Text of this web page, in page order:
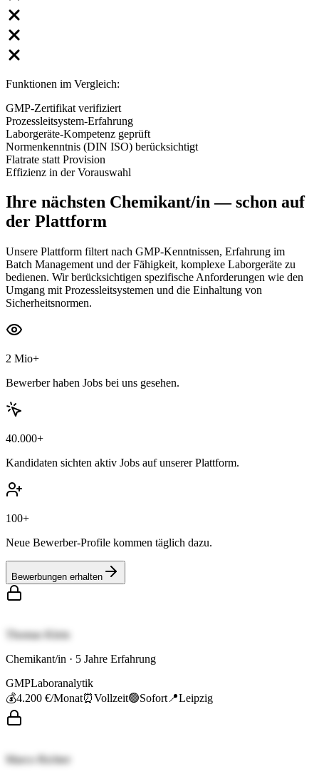
Funktionen im Vergleich:
GMP-Zertifikat verifiziert
Prozessleitsystem-Erfahrung
Laborgeräte-Kompetenz geprüft
Normenkenntnis (DIN ISO) berücksichtigt
Flatrate statt Provision
Effizienz in der Vorauswahl
Ihre nächsten Chemikant/in— schon auf
der Plattform
Unsere Plattform filtert nach GMP-Kenntnissen, Erfahrung im
Batch Management und der Fähigkeit, komplexe Laborgeräte zu
bedienen. Wir berücksichtigen spezifische Anforderungen wie den
Umgang mit Prozessleitsystemen und die Einhaltung von
Sicherheitsnormen.
2 Mio+
Bewerber haben Jobs bei uns gesehen.
40.000+
Kandidaten sichten aktiv Jobs auf unserer Plattform.
100+
Neue Bewerber-Profile kommen täglich dazu.
Bewerbungen erhalten
Thomas Klein
Chemikant/in · 5 Jahre Erfahrung
GMPLaboranalytik
💰4.200 €/Monat⏰Vollzeit🟢Sofort 📍Leipzig
Marco Richter